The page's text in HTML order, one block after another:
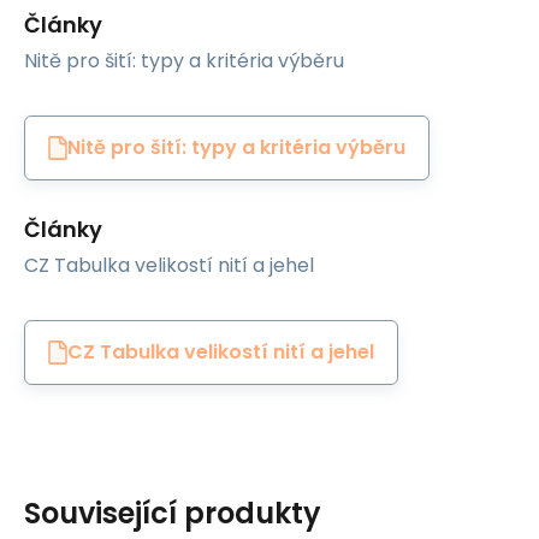
Články
Nitě pro šití: typy a kritéria výběru
Nitě pro šití: typy a kritéria výběru
Články
CZ Tabulka velikostí nití a jehel
CZ Tabulka velikostí nití a jehel
Související produkty